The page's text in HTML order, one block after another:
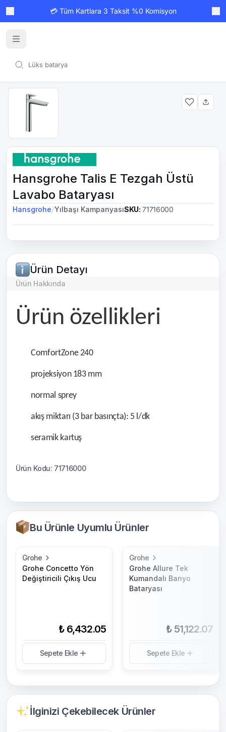
💳 Tüm Kartlara 3 Taksit %0 Komisyon
Hansgrohe Talis E Tezgah Üstü
Lavabo Bataryası
Hansgrohe/Yılbaşı KampanyasıSKU: 71716000
Bu Ürünle Uyumlu Ürünler
Grohe
Grohe Concetto Yön
Değiştiricili Çıkış Ucu
₺ 6,432.05
Sepete Ekle
Grohe
Grohe Allure Tek
Kumandalı Banyo
Bataryası
₺ 51,122.07
Sepete Ekle
İlginizi Çekebilecek Ürünler
Ürün Detayı
Ürün Hakkında
Ürün özellikleri
ComfortZone 240
projeksiyon 183 mm
normal sprey
akış miktarı (3 bar basınçta): 5 l/dk
seramik kartuş
Ürün Kodu: 71716000